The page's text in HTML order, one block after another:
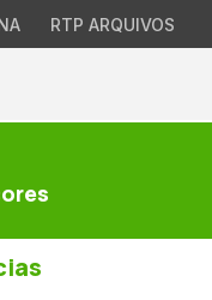
RTP ARQUIVOS